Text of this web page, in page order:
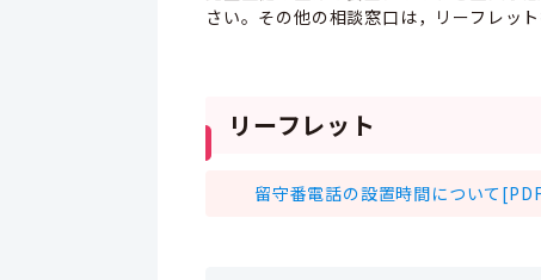
さい。その他の相談窓口は，リーフレット
リーフレット
留守番電話の設置時間について